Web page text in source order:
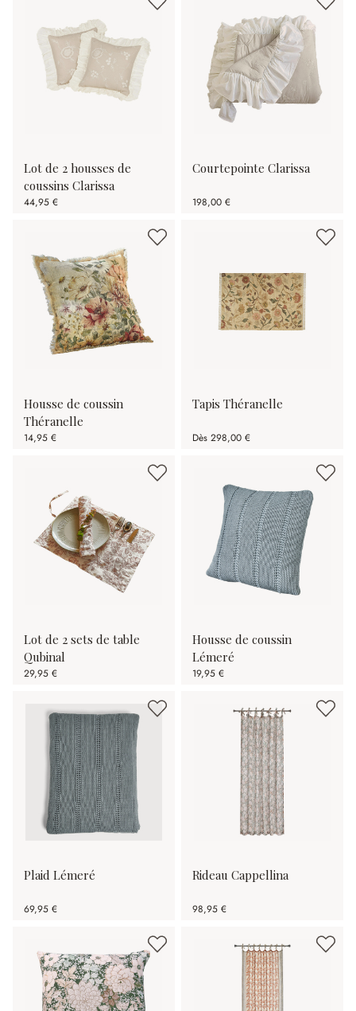
Lot de 2 housses de
coussins Clarissa
44,95 €
Courtepointe Clarissa
198,00 €
Housse de coussin
Théranelle
14,95 €
Tapis Théranelle
Dès 298,00 €
Lot de 2 sets de table
Qubinal
29,95 €
Housse de coussin
Lémeré
19,95 €
Plaid Lémeré
69,95 €
Rideau Cappellina
98,95 €